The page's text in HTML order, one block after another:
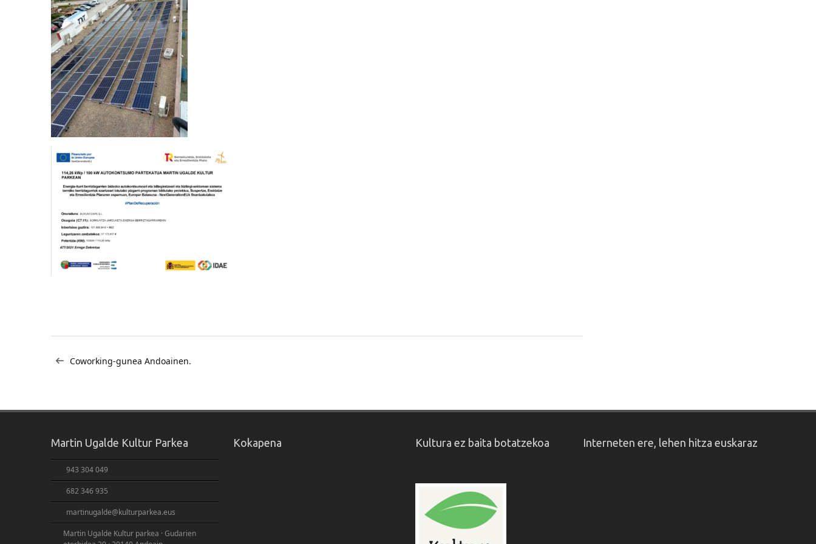
zehar
Coworking-gunea Andoainen.
Martin Ugalde Kultur Parkea
943 304 049
682 346 935
martinugalde@kulturparkea.eus
Martin Ugalde Kultur parkea · Gudarien
Kokapena Kultura ez baita botatzekoa Interneten ere, lehen hitza euskaraz